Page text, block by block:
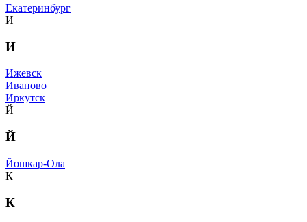
Екатеринбург
И
И
Ижевск
Иваново
Иркутск
Й
Й
Йошкар-Ола
К
К